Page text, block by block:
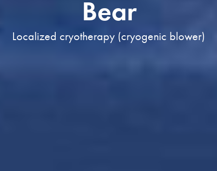
Localized cryotherapy (cryogenic blower)
Bear